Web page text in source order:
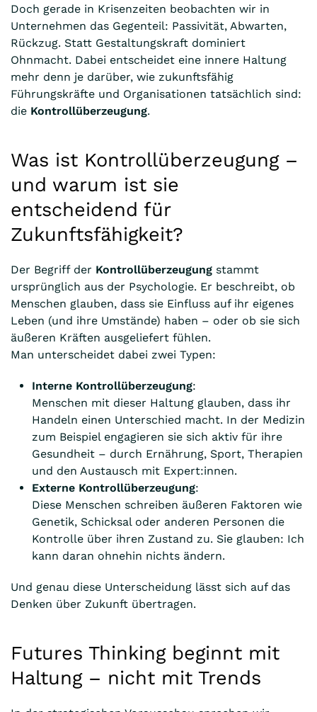
Doch gerade in Krisenzeiten beobachten wir in
Unternehmen das Gegenteil: Passivität, Abwarten,
Rückzug. Statt Gestaltungskraft dominiert
Ohnmacht. Dabei entscheidet eine innere Haltung
mehr denn je darüber, wie zukunftsfähig
Führungskräfte und Organisationen tatsächlich sind:
die Kontrollüberzeugung.
Was ist Kontrollüberzeugung –
und warum ist sie
entscheidend für
Zukunftsfähigkeit?
Der Begriff der Kontrollüberzeugung stammt
ursprünglich aus der Psychologie. Er beschreibt, ob
Menschen glauben, dass sie Einfluss auf ihr eigenes
Leben (und ihre Umstände) haben – oder ob sie sich
äußeren Kräften ausgeliefert fühlen.
Man unterscheidet dabei zwei Typen:
Interne Kontrollüberzeugung:
Menschen mit dieser Haltung glauben, dass ihr
Handeln einen Unterschied macht. In der Medizin
zum Beispiel engagieren sie sich aktiv für ihre
Gesundheit – durch Ernährung, Sport, Therapien
und den Austausch mit Expert:innen.
Externe Kontrollüberzeugung:
Diese Menschen schreiben äußeren Faktoren wie
Genetik, Schicksal oder anderen Personen die
Kontrolle über ihren Zustand zu. Sie glauben: Ich
kann daran ohnehin nichts ändern.
Und genau diese Unterscheidung lässt sich auf das
Denken über Zukunft übertragen.
Futures Thinking beginnt mit
Haltung – nicht mit Trends